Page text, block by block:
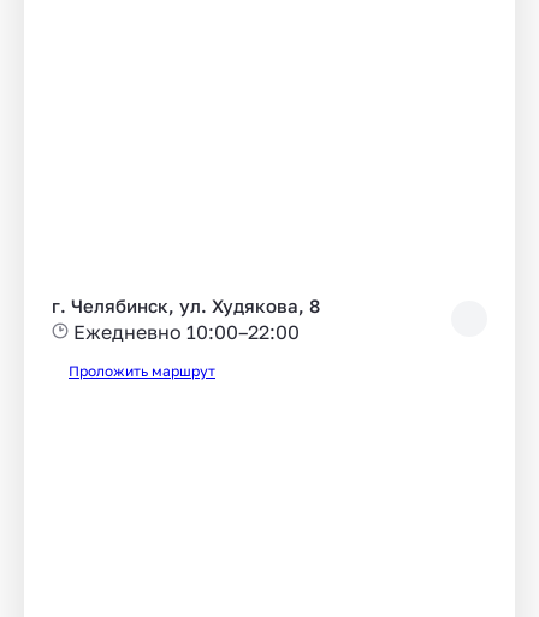
г. Челябинск, ул. Худякова, 8
Ежедневно 10:00–22:00
Проложить маршрут